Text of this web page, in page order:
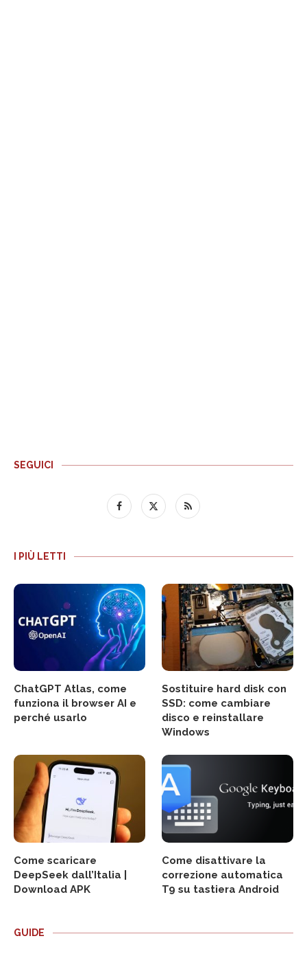
SEGUICI
I PIÙ LETTI
ChatGPT Atlas, come
funziona il browser AI e
perché usarlo
Sostituire hard disk con
SSD: come cambiare
disco e reinstallare
Windows
Come scaricare
DeepSeek dall’Italia |
Download APK
Come disattivare la
correzione automatica
T9 su tastiera Android
GUIDE